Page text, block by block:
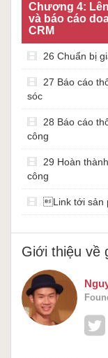
Chương 4:
và báo cáo
CRM
26 Chuẩn bị
27 Báo cáo
sóc
28 Báo cáo
công
29 Hoàn
công
Link tới sản
Giới thiệu về